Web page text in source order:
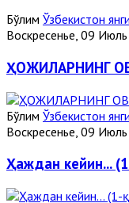
Бўлим Ўзбекистон
Воскресенье, 09
ҲОЖИЛАРНИНГ
Бўлим Ўзбекистон
Воскресенье, 09
Ҳаждан кейин...